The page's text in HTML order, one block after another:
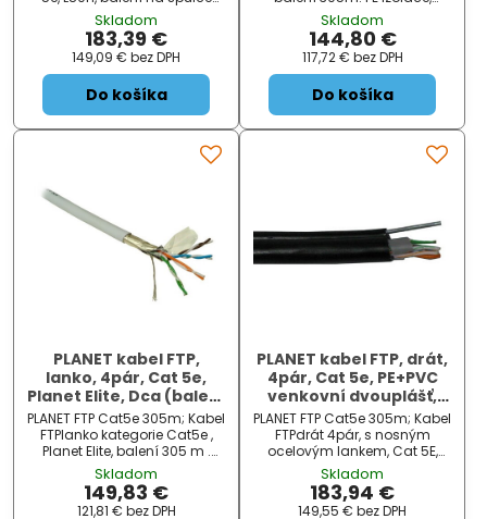
505 m. Barva fialová RAL
4003. Kabel pro realizaci sítí
Fast Ethernet (IEEE 802.3u),
Gigabit Ethernet (IEEE
802.3ab), Ethernet (IEEE 802....
Skladom
183,39 €
149,09 € bez DPH
Do košíka
odolné UV. Venkovní. Kabel
pro realizaci propojení
počítačů a terminálů s
komunikačními zásuvkami.
Vhodný pro sítě Gigabit
Ethernet (...
Skladom
144,80 €
117,72 € bez DPH
Do košíka
PLANET kabel FTP,
lanko, 4pár, Cat 5e,
Planet Elite, Dca (balení
305m)
PLANET FTP Cat5e 305m; Kabel
FTPlanko kategorie Cat5e ,
Planet Elite, balení 305 m .
Kabel pro realizaci propojení
počítačů a terminálů s
komunikačními zásuvkami.
Skladom
149,83 €
121,81 € bez DPH
PLANET kabel FTP, drát,
4pár, Cat 5e, PE+PVC
venkovní dvouplášť,
ocelové nosné lanko,
Fca (balení 305m)
PLANET FTP Cat5e 305m; Kabel
FTPdrát 4pár, s nosným
ocelovým lankem, Cat 5E,
balení 305m na dřevěné
cívce, venkovní, černý.
Dvouplášťová izolace vnitřní
Skladom
183,94 €
149,55 € bez DPH